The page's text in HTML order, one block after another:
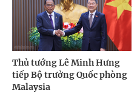
Thủ tướng Lê Minh Hưng
tiếp Bộ trưởng Quốc phòng
Malaysia